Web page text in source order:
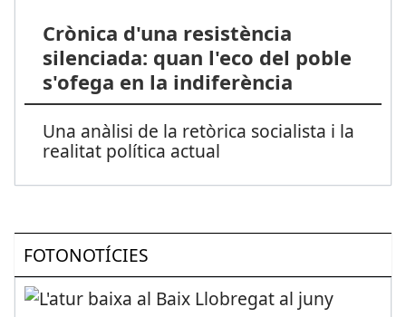
Crònica d'una resistència
silenciada: quan l'eco del poble
s'ofega en la indiferència
Una anàlisi de la retòrica socialista i la
realitat política actual
FOTONOTÍCIES